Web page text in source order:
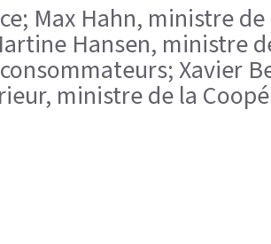
Max Hahn, ministre
Hansen, ministre
Xavier
ministre de la